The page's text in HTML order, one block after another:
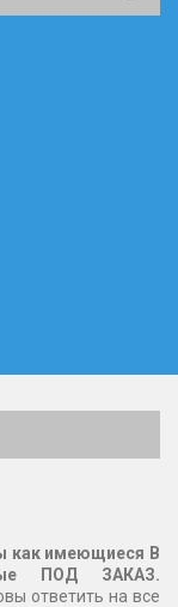
как имеющиеся В
ПОД ЗАКАЗ.
ответить на все